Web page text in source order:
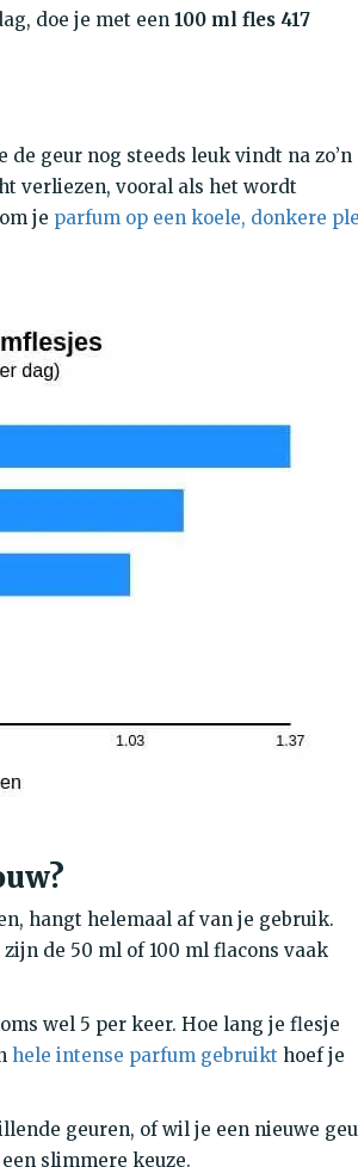
doe je met een 100 ml fles 417
geur nog steeds leuk vindt na zo’n
verliezen, vooral als het wordt
je parfum op een koele, donkere
hangt helemaal af van je gebruik.
de 50 ml of 100 ml flacons vaak
wel 5 per keer. Hoe lang je flesje
hele intense parfum gebruikt hoef je
geuren, of wil je een nieuwe
slimmere keuze.